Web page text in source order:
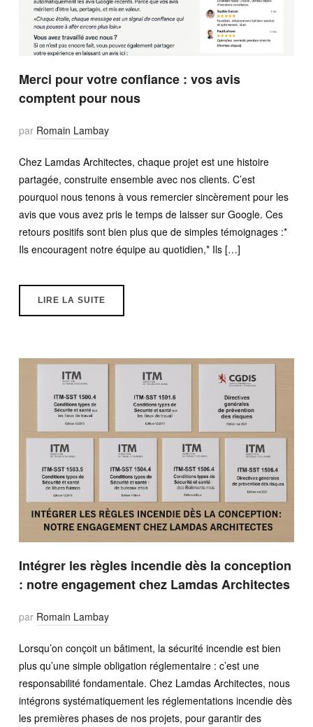
Merci pour votre confiance : vos avis
comptent pour nous
par Romain Lambay
Chez Lamdas Architectes, chaque projet est une histoire
partagée, construite ensemble avec nos clients. C’est
pourquoi nous tenons à vous remercier sincèrement pour les
avis que vous avez pris le temps de laisser sur Google. Ces
retours positifs sont bien plus que de simples témoignages :*
Ils encouragent notre équipe au quotidien,* Ils […]
LIRE LA SUITE
Intégrer les règles incendie dès la conception
: notre engagement chez Lamdas Architectes
par Romain Lambay
Lorsqu’on conçoit un bâtiment, la sécurité incendie est bien
plus qu’une simple obligation réglementaire : c’est une
responsabilité fondamentale. Chez Lamdas Architectes, nous
intégrons systématiquement les réglementations incendie dès
les premières phases de nos projets, pour garantir des